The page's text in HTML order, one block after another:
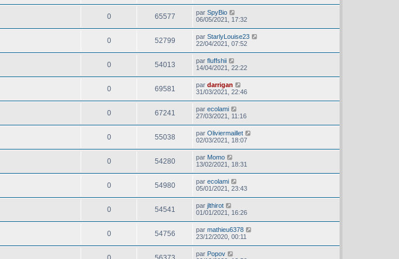
0 65577 par SpyBio
06/05/2021, 17:32
0 52799 par StarlyLouise23
22/04/2021, 07:52
0 54013 par fluffshii
14/04/2021, 22:22
0 69581 par darrigan
31/03/2021, 22:46
0 67241 par ecolami
27/03/2021, 11:16
0 55038 par Oliviermaillet
02/03/2021, 18:07
0 54280 par Momo
13/02/2021, 18:31
0 54980 par ecolami
05/01/2021, 23:43
0 54541 par jlthirot
01/01/2021, 16:26
0 54756 par mathieu6378
23/12/2020, 00:11
par Popov